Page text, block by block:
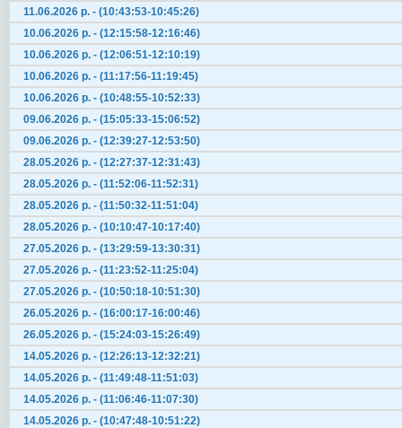
11.06.2026 р. - (10:43:53-10:45:26)
10.06.2026 р. - (12:15:58-12:16:46)
10.06.2026 р. - (12:06:51-12:10:19)
10.06.2026 р. - (11:17:56-11:19:45)
10.06.2026 р. - (10:48:55-10:52:33)
09.06.2026 р. - (15:05:33-15:06:52)
09.06.2026 р. - (12:39:27-12:53:50)
28.05.2026 р. - (12:27:37-12:31:43)
28.05.2026 р. - (11:52:06-11:52:31)
28.05.2026 р. - (11:50:32-11:51:04)
28.05.2026 р. - (10:10:47-10:17:40)
27.05.2026 р. - (13:29:59-13:30:31)
27.05.2026 р. - (11:23:52-11:25:04)
27.05.2026 р. - (10:50:18-10:51:30)
26.05.2026 р. - (16:00:17-16:00:46)
26.05.2026 р. - (15:24:03-15:26:49)
14.05.2026 р. - (12:26:13-12:32:21)
14.05.2026 р. - (11:49:48-11:51:03)
14.05.2026 р. - (11:06:46-11:07:30)
14.05.2026 р. - (10:47:48-10:51:22)